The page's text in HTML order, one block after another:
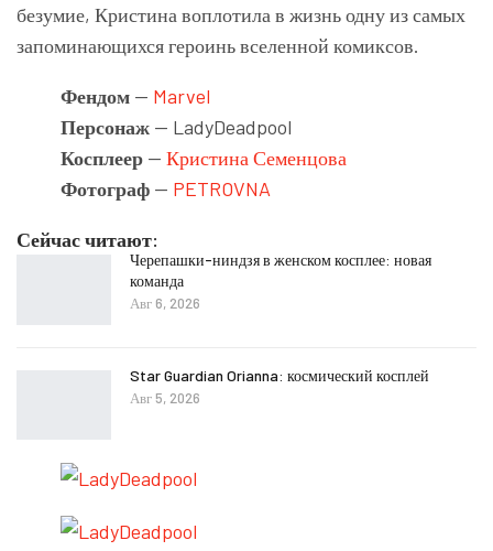
безумие, Кристина воплотила в жизнь одну из самых
запоминающихся героинь вселенной комиксов.
Фендом — Marvel
Персонаж — LadyDeadpool
Косплеер — Кристина Семенцова
Фотограф — PETROVNA
Сейчас читают:
Черепашки-ниндзя в женском косплее: новая
команда
Авг 6, 2026
Star Guardian Orianna: космический косплей
Авг 5, 2026